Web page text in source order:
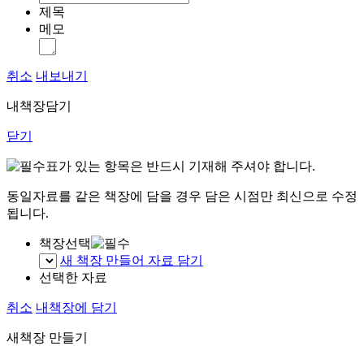
제목
메모
취소 내보내기
내책장담기
닫기
표가 있는 항목은 반드시 기재해 주셔야 합니다.
동일자료를 같은 책장에 담을 경우 담은 시점만 최신으로 수정
됩니다.
책장선택
새 책장 만들어 자료 담기
선택한 자료
취소 내책장에 담기
새책장 만들기